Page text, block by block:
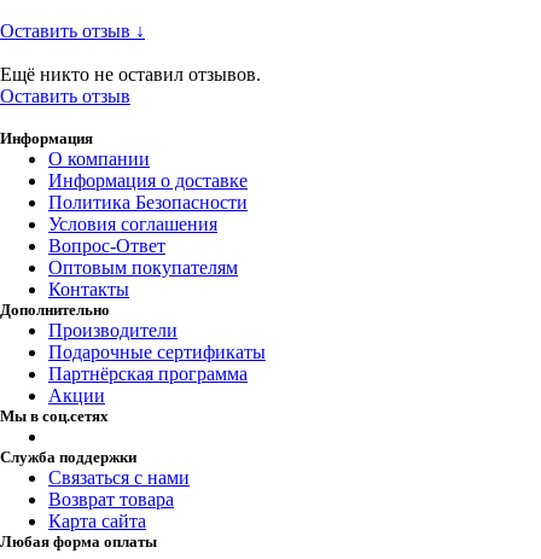
Оставить отзыв ↓
Ещё никто не оставил отзывов.
Оставить отзыв
Информация
О компании
Информация о доставке
Политика Безопасности
Условия соглашения
Вопрос-Ответ
Оптовым покупателям
Контакты
Дополнительно
Производители
Подарочные сертификаты
Партнёрская программа
Акции
Мы в соц.сетях
Служба поддержки
Связаться с нами
Возврат товара
Карта сайта
Любая форма оплаты